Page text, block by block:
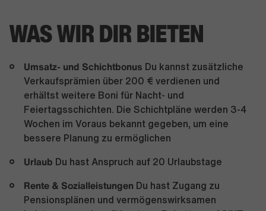
WAS WIR DIR BIETEN
Umsatz- und Schichtbonus Du kannst zusätzliche
Verkaufsprämien über 200 € verdienen und
erhältst weitere Boni für Nacht- und
Feiertagsschichten. Die Schichtpläne werden 3-4
Wochen im Voraus bekannt gegeben, um eine
bessere Planung zu ermöglichen
Urlaub Du hast Anspruch auf 20 Urlaubstage
Rente & Sozialleistungen Du hast Zugang zu
Pensionsplänen und vermögenswirksamen